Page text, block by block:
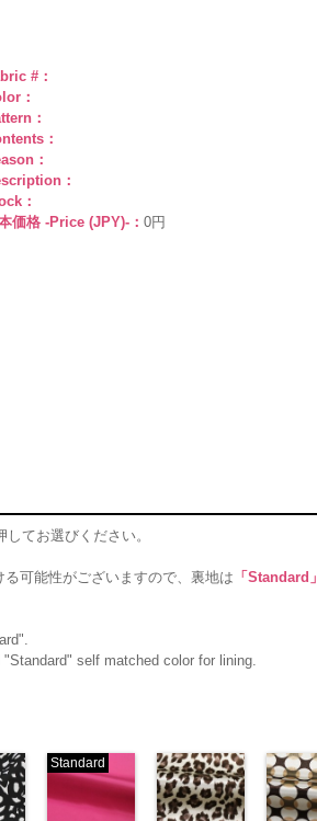
#：
：
：
：
：
：
：
価格 -Price (JPY)-： 0円
てお選びください。
可能性がございますので、裏地は 「Standard」
self matched color for lining.
Standard